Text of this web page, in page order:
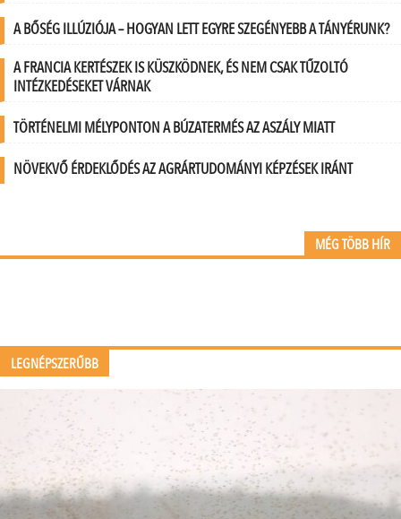
A BŐSÉG ILLÚZIÓJA – HOGYAN LETT EGYRE SZEGÉNYEBB A TÁNYÉRUNK?
A FRANCIA KERTÉSZEK IS KÜSZKÖDNEK, ÉS NEM CSAK TŰZOLTÓ
INTÉZKEDÉSEKET VÁRNAK
TÖRTÉNELMI MÉLYPONTON A BÚZATERMÉS AZ ASZÁLY MIATT
NÖVEKVŐ ÉRDEKLŐDÉS AZ AGRÁRTUDOMÁNYI KÉPZÉSEK IRÁNT
MÉG TÖBB HÍR
LEGNÉPSZERŰBB